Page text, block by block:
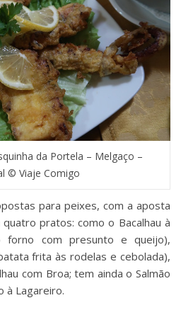
da Portela – Melgaço –
© Viaje Comigo
para peixes, com a aposta
pratos: como o Bacalhau à
forno com presunto e queijo),
frita às rodelas e cebolada),
com Broa; tem ainda o Salmão
à Lagareiro.